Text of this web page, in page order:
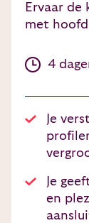
Ervaar de
met
4
Je
Je
en